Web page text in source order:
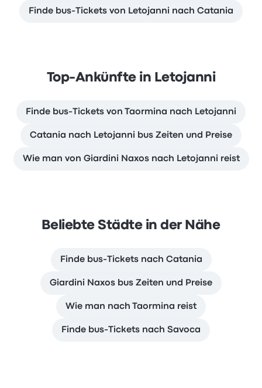
Finde bus-Tickets von Letojanni nach Catania
Top-Ankünfte in Letojanni
Finde bus-Tickets von Taormina nach Letojanni
Catania nach Letojanni bus Zeiten und Preise
Wie man von Giardini Naxos nach Letojanni reist
Beliebte Städte in der Nähe
Finde bus-Tickets nach Catania
Giardini Naxos bus Zeiten und Preise
Wie man nach Taormina reist
Finde bus-Tickets nach Savoca